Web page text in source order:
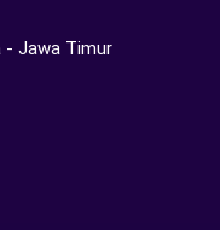
- Jawa Timur